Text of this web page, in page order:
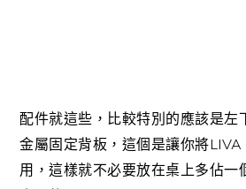
配件就這些，比較特別的應該是左
金屬固定背板，這個是讓你將LIVA
用，這樣就不必要放在桌上多佔一